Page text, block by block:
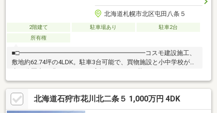
北海道札幌市北区屯田八条５
2階建て 駐車場あり
駐車2台
所有権
■□━━━━━━━━━━━━━━━━━━━━コスモ建設施工、
敷地約62.74坪の4LDK。駐車3台可能で、買物施設と小中学校が徒
す。━━━━━━━━━━━━━━━━━━━━□■■土地207.42
平米、建物101.93平米■2005年11月築の木造2階建■ジョイフルエ
ーケー屯田店まで徒歩約3分■サンドラッグ屯田店まで徒歩約5分■
ロピア屯田店まで徒歩約8分■屯田小学校まで徒歩約7分■屯田北中
北海道石狩市花川北二条５ 1,000万円 4DK